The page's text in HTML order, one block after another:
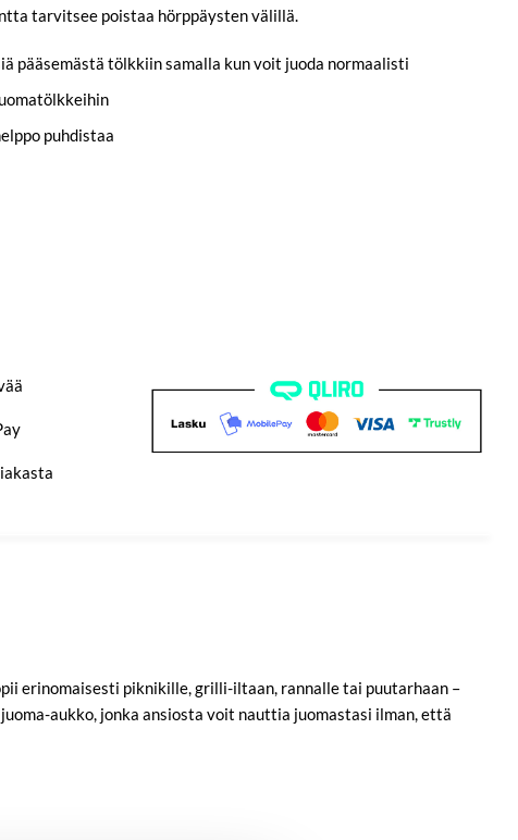
tarvitsee poistaa hörppäysten välillä.
pääsemästä tölkkiin samalla kun voit juoda normaalisti
puhdistaa
erinomaisesti piknikille, grilli-iltaan, rannalle tai puutarhaan –
aukko, jonka ansiosta voit nauttia juomastasi ilman, että